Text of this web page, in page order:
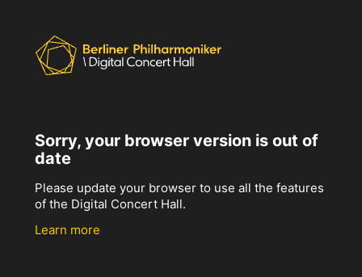
Sorry, your browser version is out of
date
Please update your browser to use all the features
of the Digital Concert Hall.
Learn more